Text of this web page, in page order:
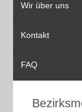
Wir über uns
Kontakt
FAQ